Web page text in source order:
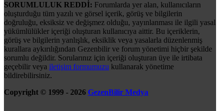
SORUMLULUK REDDİ: Forumlarda yer alan, kullanıcıların
oluşturduğu tüm yazılı ve görsel içerik, görüş ve bilgilerin
doğruluğu, eksiksiz ve değişmez olduğu, yayınlanması ile ilgili yasal
yükümlülükler içeriği oluşturan kullanıcıya aittir. Bu içeriklerin,
görüş ve bilgilerin yanlışlık, eksiklik veya yasalarla düzenlenmiş
kurallara aykırılığından Gezenbilir ve forum yönetimi hiçbir şekilde
sorumlu değildir. Sorularınız için içeriği oluşturan üye ile irtibata
geçebilir veya iletişim formumuzu kullanarak yönetime
bildirebilirsiniz.
Copyright © 1999 - 2026 GezenBilir Medya